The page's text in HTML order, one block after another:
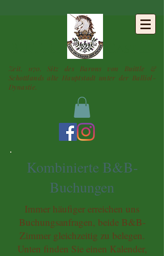
Zeit. 1170. Sitz des Barons von Buittle &
Schottlands alte Hauptstadt unter der Balliol-
Dynastie.
Kombinierte B&B-
Buchungen
Immer häufiger erreichen uns
Buchungsanfragen, beide B&B-
Zimmer gleichzeitig zu belegen.
Unten finden Sie einen Kalender,